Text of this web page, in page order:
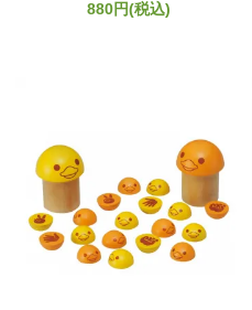
880円(税込)